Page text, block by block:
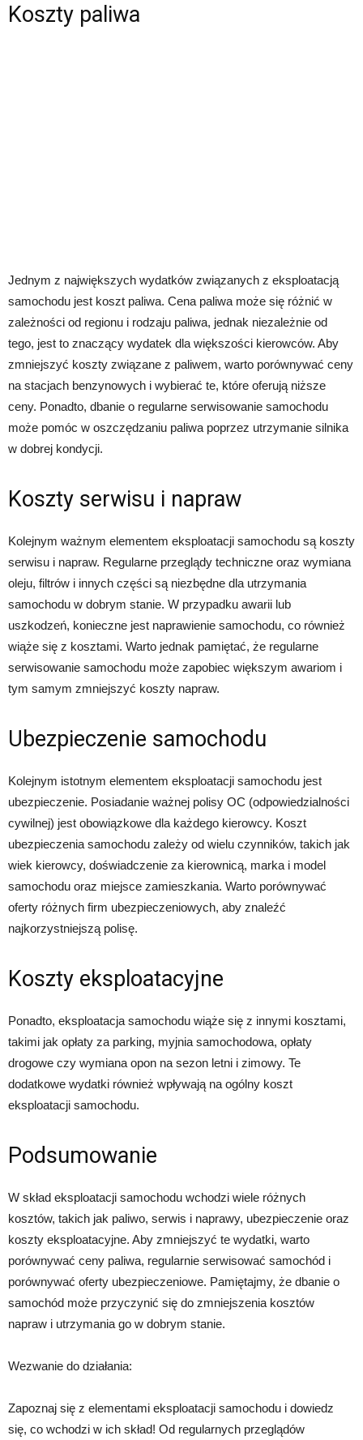
Koszty paliwa
Jednym z największych wydatków związanych z eksploatacją
samochodu jest koszt paliwa. Cena paliwa może się różnić w
zależności od regionu i rodzaju paliwa, jednak niezależnie od
tego, jest to znaczący wydatek dla większości kierowców. Aby
zmniejszyć koszty związane z paliwem, warto porównywać ceny
na stacjach benzynowych i wybierać te, które oferują niższe
ceny. Ponadto, dbanie o regularne serwisowanie samochodu
może pomóc w oszczędzaniu paliwa poprzez utrzymanie silnika
w dobrej kondycji.
Koszty serwisu i napraw
Kolejnym ważnym elementem eksploatacji samochodu są koszty
serwisu i napraw. Regularne przeglądy techniczne oraz wymiana
oleju, filtrów i innych części są niezbędne dla utrzymania
samochodu w dobrym stanie. W przypadku awarii lub
uszkodzeń, konieczne jest naprawienie samochodu, co również
wiąże się z kosztami. Warto jednak pamiętać, że regularne
serwisowanie samochodu może zapobiec większym awariom i
tym samym zmniejszyć koszty napraw.
Ubezpieczenie samochodu
Kolejnym istotnym elementem eksploatacji samochodu jest
ubezpieczenie. Posiadanie ważnej polisy OC (odpowiedzialności
cywilnej) jest obowiązkowe dla każdego kierowcy. Koszt
ubezpieczenia samochodu zależy od wielu czynników, takich jak
wiek kierowcy, doświadczenie za kierownicą, marka i model
samochodu oraz miejsce zamieszkania. Warto porównywać
oferty różnych firm ubezpieczeniowych, aby znaleźć
najkorzystniejszą polisę.
Koszty eksploatacyjne
Ponadto, eksploatacja samochodu wiąże się z innymi kosztami,
takimi jak opłaty za parking, myjnia samochodowa, opłaty
drogowe czy wymiana opon na sezon letni i zimowy. Te
dodatkowe wydatki również wpływają na ogólny koszt
eksploatacji samochodu.
Podsumowanie
W skład eksploatacji samochodu wchodzi wiele różnych
kosztów, takich jak paliwo, serwis i naprawy, ubezpieczenie oraz
koszty eksploatacyjne. Aby zmniejszyć te wydatki, warto
porównywać ceny paliwa, regularnie serwisować samochód i
porównywać oferty ubezpieczeniowe. Pamiętajmy, że dbanie o
samochód może przyczynić się do zmniejszenia kosztów
napraw i utrzymania go w dobrym stanie.
Wezwanie do działania:
Zapoznaj się z elementami eksploatacji samochodu i dowiedz
się, co wchodzi w ich skład! Od regularnych przeglądów